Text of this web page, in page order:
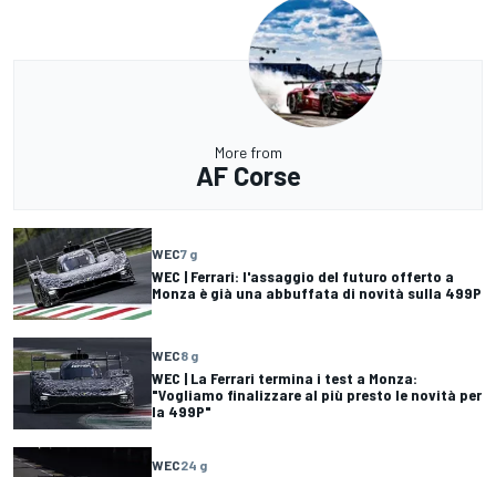
More from
AF Corse
WEC7 g
WEC | Ferrari: l'assaggio del futuro offerto a
Monza è già una abbuffata di novità sulla 499P
WEC8 g
WEC | La Ferrari termina i test a Monza:
"Vogliamo finalizzare al più presto le novità per
la 499P"
WEC24 g